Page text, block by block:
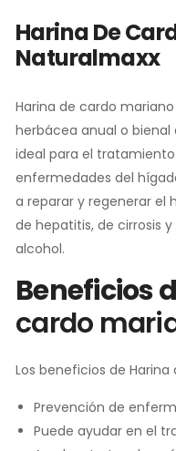
Harina De
Naturalmaxx
Harina de cardo
herbácea anual o bienal
ideal para el
enfermedades del
a reparar y regenerar el
de hepatitis, de cirrosis
alcohol.
Beneficios
cardo
Los beneficios de
Prevención de
Puede ayudar en el